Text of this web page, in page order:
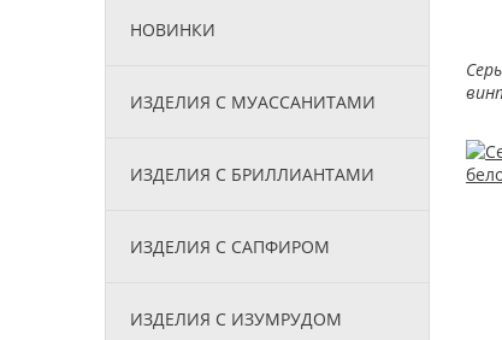
НОВИНКИ
ИЗДЕЛИЯ С МУАССАНИТАМИ
ИЗДЕЛИЯ С БРИЛЛИАНТАМИ
ИЗДЕЛИЯ С САПФИРОМ
ИЗДЕЛИЯ С ИЗУМРУДОМ